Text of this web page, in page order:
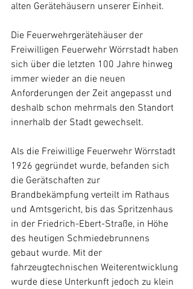
alten Gerätehäusern unserer Einheit.
Die Feuerwehrgerätehäuser der
Freiwilligen Feuerwehr Wörrstadt haben
sich über die letzten 100 Jahre hinweg
immer wieder an die neuen
Anforderungen der Zeit angepasst und
deshalb schon mehrmals den Standort
innerhalb der Stadt gewechselt.
Als die Freiwillige Feuerwehr Wörrstadt
1926 gegründet wurde, befanden sich
die Gerätschaften zur
Brandbekämpfung verteilt im Rathaus
und Amtsgericht, bis das Spritzenhaus
in der Friedrich-Ebert-Straße, in Höhe
des heutigen Schmiedebrunnens
gebaut wurde. Mit der
fahrzeugtechnischen Weiterentwicklung
wurde diese Unterkunft jedoch zu klein